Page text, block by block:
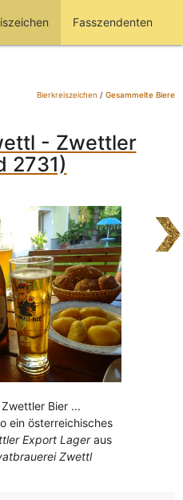
Fasszendenten
Bierkreiszeichen / Gesammelte Biere
- Zwettler
2731)
Bier ...
ein österreichisches
Export Lageraus
Zwettl